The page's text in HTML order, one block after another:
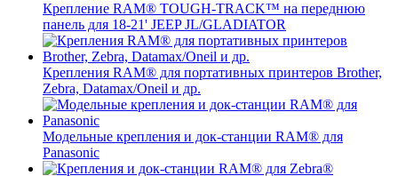
Крепление RAM® TOUGH-TRACK™ на переднюю
панель для 18-21' JEEP JL/GLADIATOR
Крепления RAM® для портативных принтеров Brother,
Zebra, Datamax/Oneil и др.
Модельные крепления и док-станции RAM® для
Panasonic